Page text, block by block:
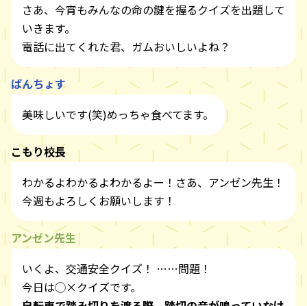
さあ、今宵もみんなの命の鍵を握るクイズを出題して
いきます。
電話に出てくれた君、ガムおいしいよね？
ばんちょす
美味しいです(笑)めっちゃ食べてます。
こもり校長
わかるよわかるよわかるよー！さあ、アンゼン先生！
今週もよろしくお願いします！
アンゼン先生
いくよ、交通安全クイズ！ ……問題！
今日は◯×クイズです。